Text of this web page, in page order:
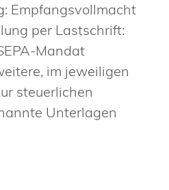
Empfangsvollmacht
per Lastschrift:
Mandat
im jeweiligen
steuerlichen
Unterlagen